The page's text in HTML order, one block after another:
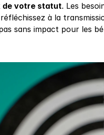
de votre statut. Les
à la
sans impact pour les